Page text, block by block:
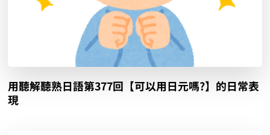
用聽解聽熟日語第377回【可以用日元嗎?】的日常表
現